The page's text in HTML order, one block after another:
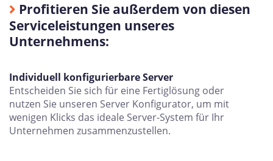
Profitieren Sie außerdem von diesen
Serviceleistungen unseres
Unternehmens:
Individuell konfigurierbare Server
Entscheiden Sie sich für eine Fertiglösung oder
nutzen Sie unseren Server Konfigurator, um mit
wenigen Klicks das ideale Server-System für Ihr
Unternehmen zusammenzustellen.